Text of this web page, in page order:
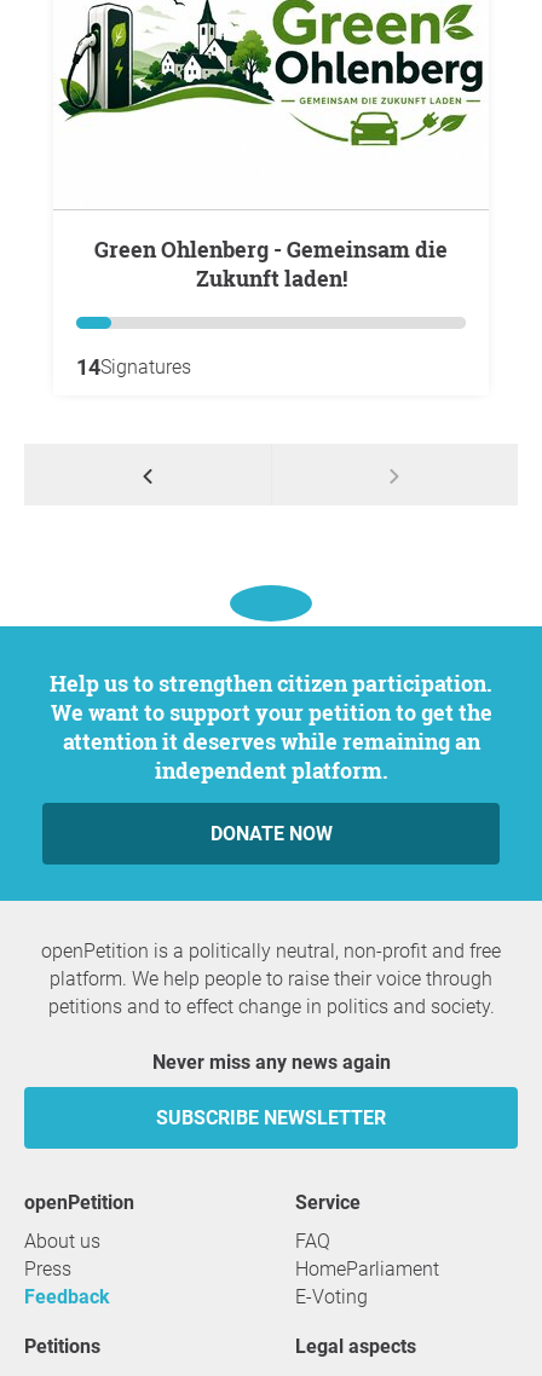
Green Ohlenberg - Gemeinsam die
Zukunft laden!
14Signatures
Help us to strengthen citizen participation.
We want to support your petition to get the
attention it deserves while remaining an
independent platform.
DONATE NOW
openPetition is a politically neutral, non-profit and free
platform. We help people to raise their voice through
petitions and to effect change in politics and society.
Never miss any news again
SUBSCRIBE NEWSLETTER
openPetition
About us
Press
Feedback
service
FAQ
HomeParliament
E-Voting
Petitions
Legal aspects